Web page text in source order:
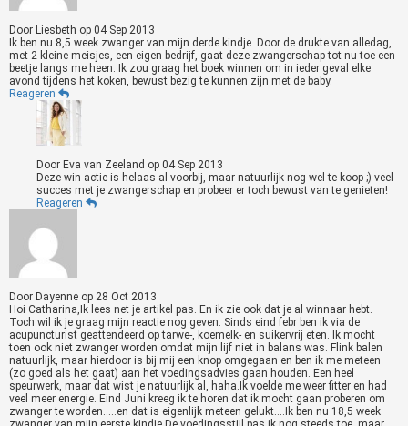
Door Liesbeth op 04 Sep 2013
Ik ben nu 8,5 week zwanger van mijn derde kindje. Door de drukte van alledag,
met 2 kleine meisjes, een eigen bedrijf, gaat deze zwangerschap tot nu toe een
beetje langs me heen. Ik zou graag het boek winnen om in ieder geval elke
avond tijdens het koken, bewust bezig te kunnen zijn met de baby.
Reageren
Door Eva van Zeeland op 04 Sep 2013
Deze win actie is helaas al voorbij, maar natuurlijk nog wel te koop ;) veel
succes met je zwangerschap en probeer er toch bewust van te genieten!
Reageren
Door Dayenne op 28 Oct 2013
Hoi Catharina,Ik lees net je artikel pas. En ik zie ook dat je al winnaar hebt.
Toch wil ik je graag mijn reactie nog geven. Sinds eind febr ben ik via de
acupuncturist geattendeerd op tarwe-, koemelk- en suikervrij eten. Ik mocht
toen ook niet zwanger worden omdat mijn lijf niet in balans was. Flink balen
natuurlijk, maar hierdoor is bij mij een knop omgegaan en ben ik me meteen
(zo goed als het gaat) aan het voedingsadvies gaan houden. Een heel
speurwerk, maar dat wist je natuurlijk al, haha.Ik voelde me weer fitter en had
veel meer energie. Eind Juni kreeg ik te horen dat ik mocht gaan proberen om
zwanger te worden.....en dat is eigenlijk meteen gelukt....Ik ben nu 18,5 week